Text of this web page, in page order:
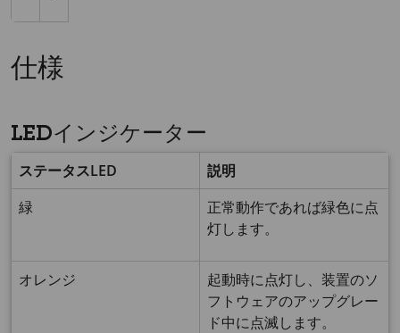
仕様
LEDインジケーター
ステータスLED
説明
緑
正常動作であれば緑色に点
灯します。
オレンジ
起動時に点灯し、装置のソ
フトウェアのアップグレー
ド中に点滅します。